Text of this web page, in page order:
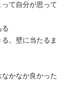
って自分が思って
る
。壁に当たるま
なかなか良かった